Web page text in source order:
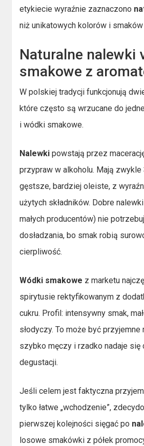
etykiecie wyraźnie zaznaczono
niż unikatowych kolorów i
Naturalne nalewki
smakowe z
W polskiej tradycji funkcjonują
które często są wrzucane do
i wódki smakowe.
Nalewki powstają przez
przypraw w alkoholu. Mają zwykle
gęstsze, bardziej oleiste, z
użytych składników. Dobre
małych producentów) nie
dosładzania, bo smak robią
cierpliwość.
Wódki smakowe z marketu
spirytusie rektyfikowanym z
cukru. Profil: intensywny smak,
słodyczy. To może być przyjemne
szybko męczy i rzadko nadaje się
degustacji.
Jeśli celem jest faktyczna
tylko łatwe „wchodzenie”,
pierwszej kolejności sięgać po
losowe smakówki z półek